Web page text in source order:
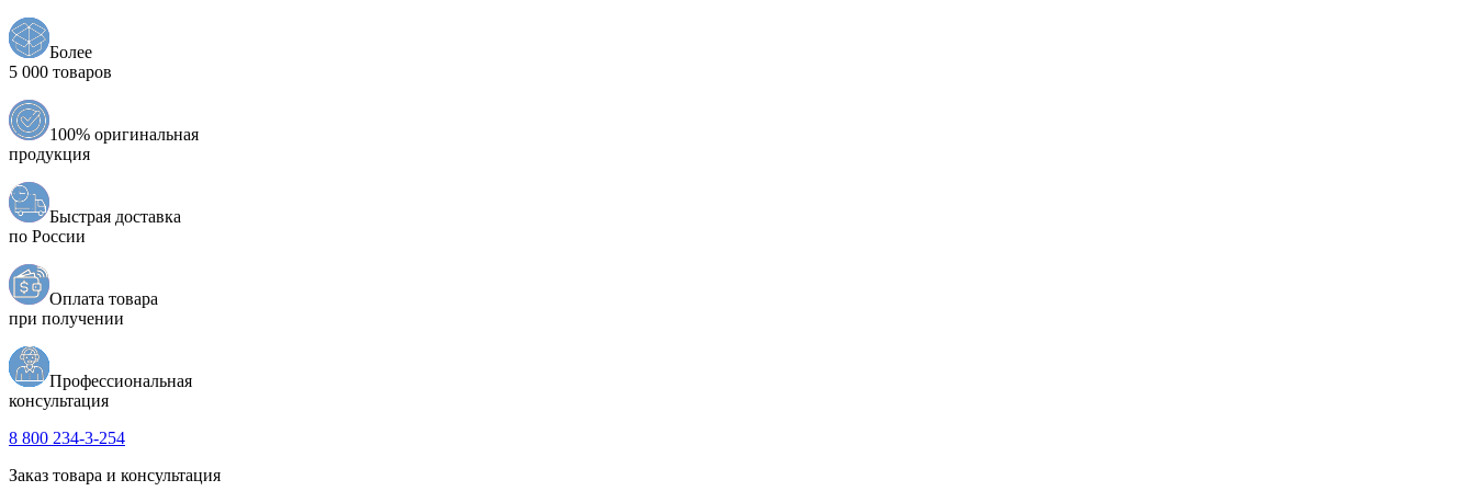
Более
5 000 товаров
100% оригинальная
продукция
Быстрая доставка
по России
Оплата товара
при получении
Профессиональная
консультация
8 800 234-3-254
Заказ товара и консультация